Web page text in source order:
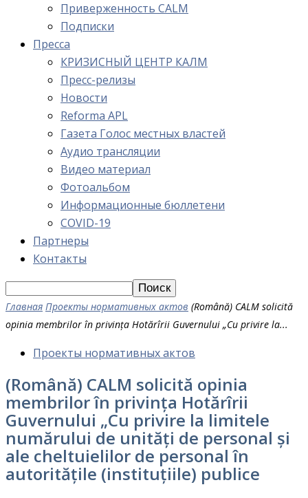
Приверженность CALM
Подписки
Пресса
КРИЗИСНЫЙ ЦЕНТР КАЛМ
Пресс-релизы
Новости
Reforma APL
Газета Голос местных властей
Аудио трансляции
Видео материал
Фотоальбом
Информационные бюллетени
COVID-19
Партнеры
Контакты
Главная Проекты нормативных актов (Română) CALM solicită
opinia membrilor în privința Hotărîrii Guvernului „Cu privire la...
Проекты нормативных актов
(Română) CALM solicită opinia
membrilor în privința Hotărîrii
Guvernului „Cu privire la limitele
numărului de unități de personal și
ale cheltuielilor de personal în
autoritățile (instituțiile) publice